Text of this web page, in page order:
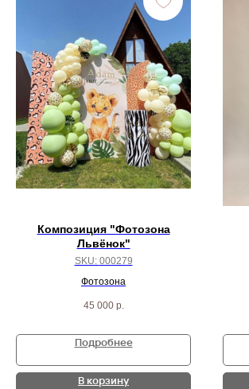
Композиция "Фотозона
Львёнок"
SKU: 000279
Фотозона
45 000 р.
Подробнее
В корзину